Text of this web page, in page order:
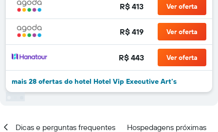
R$ 413 Ver oferta
R$ 419 Ver oferta
R$ 443 Ver oferta
mais 28 ofertas do hotel Hotel Vip Executive Art's
Dicas e perguntas frequentes Hospedagens próximas